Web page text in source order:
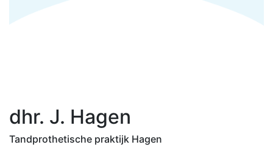
dhr. J. Hagen
Tandprothetische praktijk Hagen